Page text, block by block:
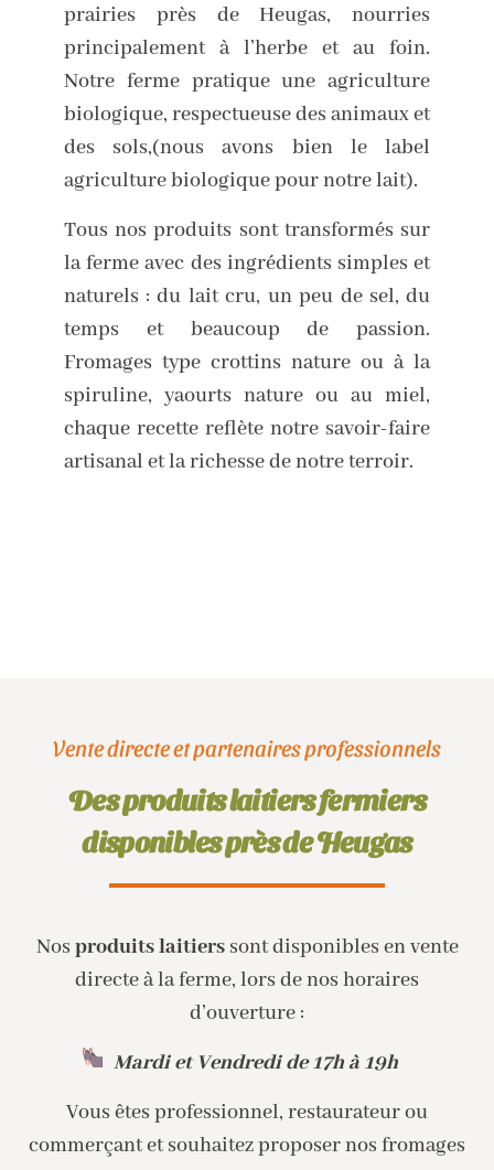
prairies près de Heugas, nourries
principalement à l’herbe et au foin.
Notre ferme pratique une agriculture
biologique, respectueuse des animaux et
des sols,(nous avons bien le label
agriculture biologique pour notre lait).
Tous nos produits sont transformés sur
la ferme avec des ingrédients simples et
naturels : du lait cru, un peu de sel, du
temps et beaucoup de passion.
Fromages type crottins nature ou à la
spiruline, yaourts nature ou au miel,
chaque recette reflète notre savoir-faire
artisanal et la richesse de notre terroir.
Vente directe et partenaires professionnels
Des produits laitiers fermiers
disponibles près de Heugas
Nos produits laitierssont disponibles en vente
directe à la ferme, lors de nos horaires
d’ouverture :
Mardi et Vendredi de 17h à 19h
Vous êtes professionnel, restaurateur ou
commerçant et souhaitez proposer nos fromages